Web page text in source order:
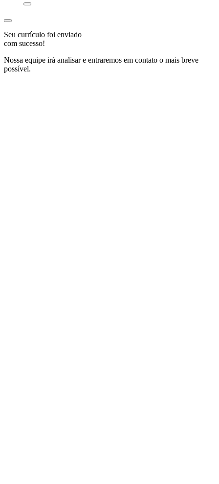
Seu currículo foi enviado
com sucesso!
Nossa equipe irá analisar e entraremos em contato o mais breve
possível.